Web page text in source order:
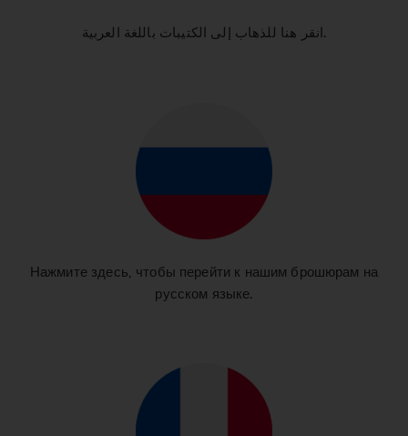
انقر هنا للذهاب إلى الكتيبات باللغة العربية.
Нажмите здесь, чтобы перейти к нашим брошюрам на
русском языке.